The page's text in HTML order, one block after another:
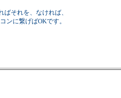
それを、なければ、
ンに繋げばOKです。